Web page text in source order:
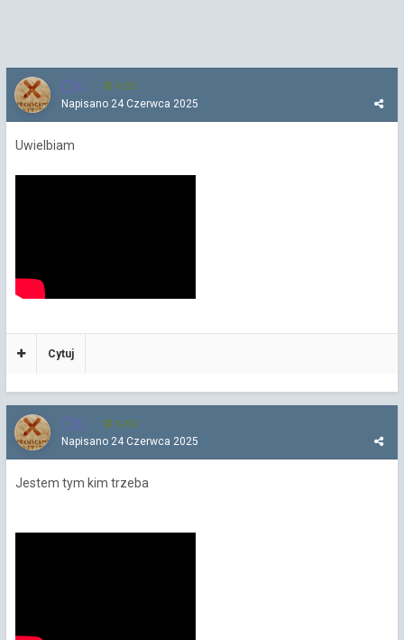
Chi 4 252
Napisano 24 Czerwca 2025
Uwielbiam
Cytuj
Chi 4 252
Napisano 24 Czerwca 2025
Jestem tym kim trzeba